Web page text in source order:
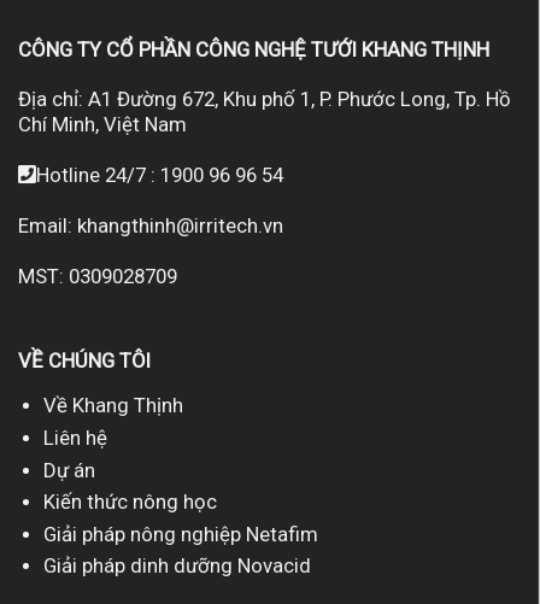
CÔNG TY CỔ PHẦN CÔNG NGHỆ TƯỚI KHANG THỊNH
Địa chỉ: A1 Đường 672, Khu phố 1, P. Phước Long, Tp. Hồ
Chí Minh, Việt Nam
Hotline 24/7 : 1900 96 96 54
Email: khangthinh@irritech.vn
MST: 0309028709
VỀ CHÚNG TÔI
Về Khang Thịnh
Liên hệ
Dự án
Kiến thức nông học
Giải pháp nông nghiệp Netafim
Giải pháp dinh dưỡng Novacid